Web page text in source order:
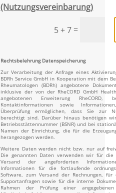
(Nutzungsvereinbarung)
5 + 7 =
Rechtsbelehrung Datenspeicherung
Zur Verarbeitung der Anfrage eines
BDRh Service GmbH in Kooperation mit dem
Rheumatologen (BDRh) angebotene
inklusive der von der RheCORD GmbH
angebotenen Erweiterung
Kontaktinformationen sowie
Überprüfung ermöglichen, dass Sie zur
berechtigt sind. Darüber hinaus benötigen
Betriebsstättennummer (BSNR) und bei
Namen der Einrichtung, die für die
herangezogen werden.
Weitere Daten werden nicht bzw. nur auf
Die genannten Daten verwenden wir für
Versand der angeforderten
Informationen für die fortlaufende
Software, zum Versand der Rechnungen,
Supportanfragen sowie für die interne
Rahmen der Prüfung einer